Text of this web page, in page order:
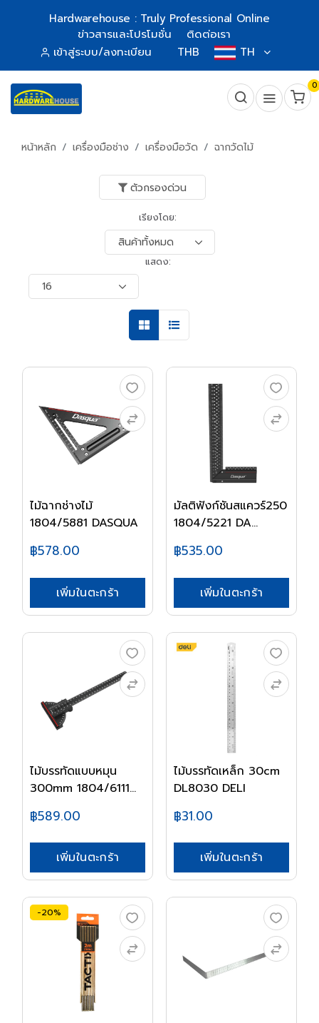
Hardwarehouse : Truly Professional Online
ข่าวสารและโปรโมชั่น
ติดต่อเรา
เข้าสู่ระบบ/ลงทะเบียน
THB TH
0
หน้าหลัก เครื่องมือช่าง เครื่องมือวัด ฉากวัดไม้
ตัวกรองด่วน
เรียงโดย:
แสดง:
ไม้ฉากช่างไม้
1804/5881 DASQUA
฿578.00
เพิ่มในตะกร้า
มัลติฟังก์ชันสแควร์250
1804/5221 DA...
฿535.00
เพิ่มในตะกร้า
ไม้บรรทัดแบบหมุน
300mm 1804/6111
฿589.00
เพิ่มในตะกร้า
ไม้บรรทัดเหล็ก 30cm
DL8030 DELI
฿31.00
เพิ่มในตะกร้า
-20%